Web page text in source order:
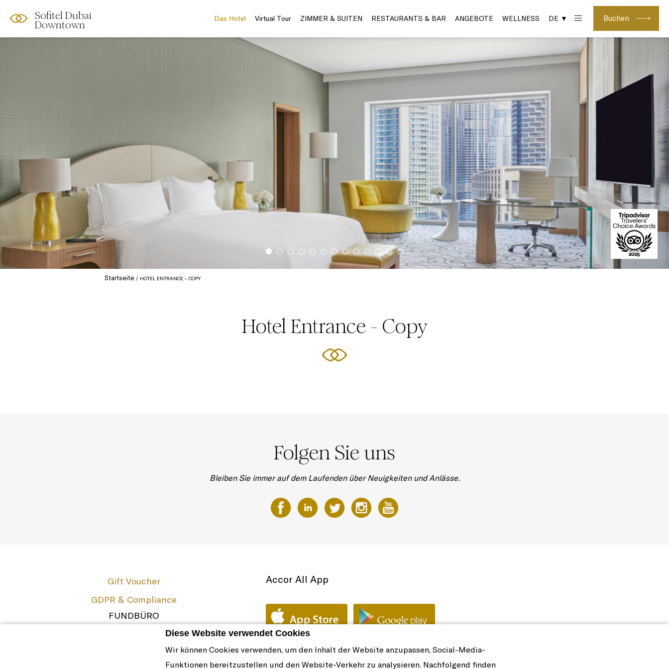
Diese Website verwendet Cookies
Wir können Cookies verwenden, um den Inhalt der Website anzupassen, Social-Media-
Funktionen bereitzustellen und den Website-Verkehr zu analysieren. Nachfolgend finden
Sofitel Dubai
Downtown
Buchen
Das Hotel Virtual Tour ZIMMER & SUITEN RESTAURANTS & BAR ANGEBOTE WELLNESS DE ▼
Startseite HOTEL ENTRANCE – COPY
Hotel Entrance - Copy
Folgen Sie uns
Bleiben Sie immer auf dem Laufenden über Neuigkeiten und Anlässe.
Gift Voucher
GDPR & Compliance
FUNDBÜRO
The French Zest
Cookie-Richtlinie & Einstellungen
Accor All App